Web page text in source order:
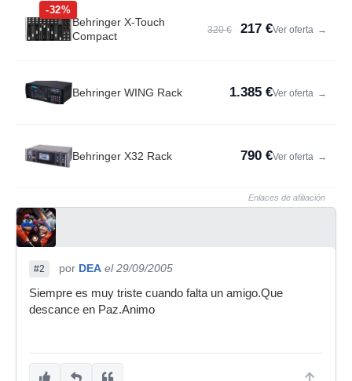
-32%
Behringer X-Touch
Compact
320 € 217 €Ver oferta →
Behringer WING Rack 1.385 €Ver oferta →
Behringer X32 Rack 790 €Ver oferta →
Enlaces de afiliación
#2 por DEA el 29/09/2005
Siempre es muy triste cuando falta un amigo.Que
descance en Paz.Animo